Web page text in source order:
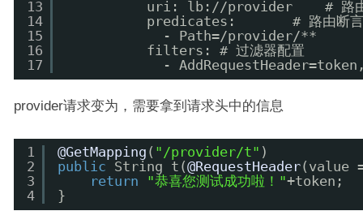
13
14
15
16
17
uri: lb://provider    # 路由的
predicates:       # 路由断言
- Path=/provider/**      #
filters: # 过滤器配置
-
provider请求变为，需要拿到请求头中的信息
1
2
3
4
@GetMapping ( "/provider/t" )
public
String t(@RequestHeader(value
return
"恭喜您测试成功啦！"+token;
}